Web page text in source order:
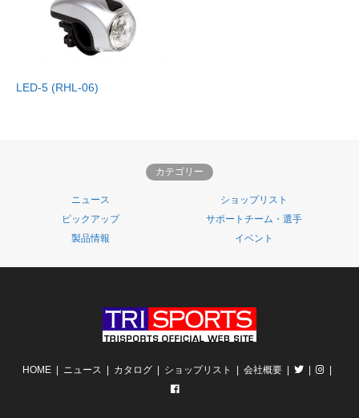
LED-5 (RHL-06)
カテゴリー
ニュース
ショップリスト
ピックアップ
サポートチーム・選手
製品情報
イベント
HOME ニュース カタログ ショップリスト 会社概要